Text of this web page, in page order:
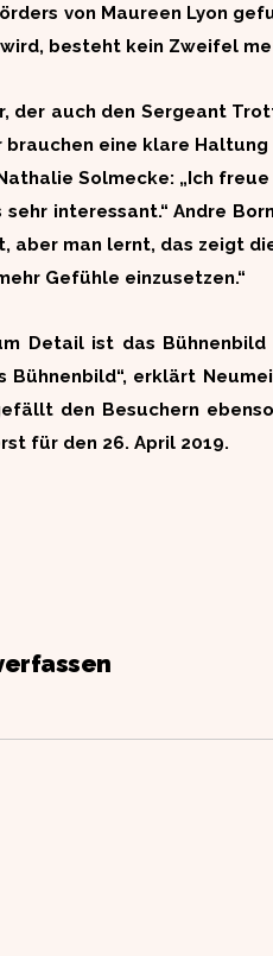
von Maureen Lyon
besteht kein Zweifel
der auch den Sergeant
brauchen eine klare
Solmecke: „Ich
interessant.“ Andre
aber man lernt, das zeigt
Gefühle einzusetzen.“
Detail ist das
Bühnenbild“, erklärt
den Besuchern
für den 26. April 2019.